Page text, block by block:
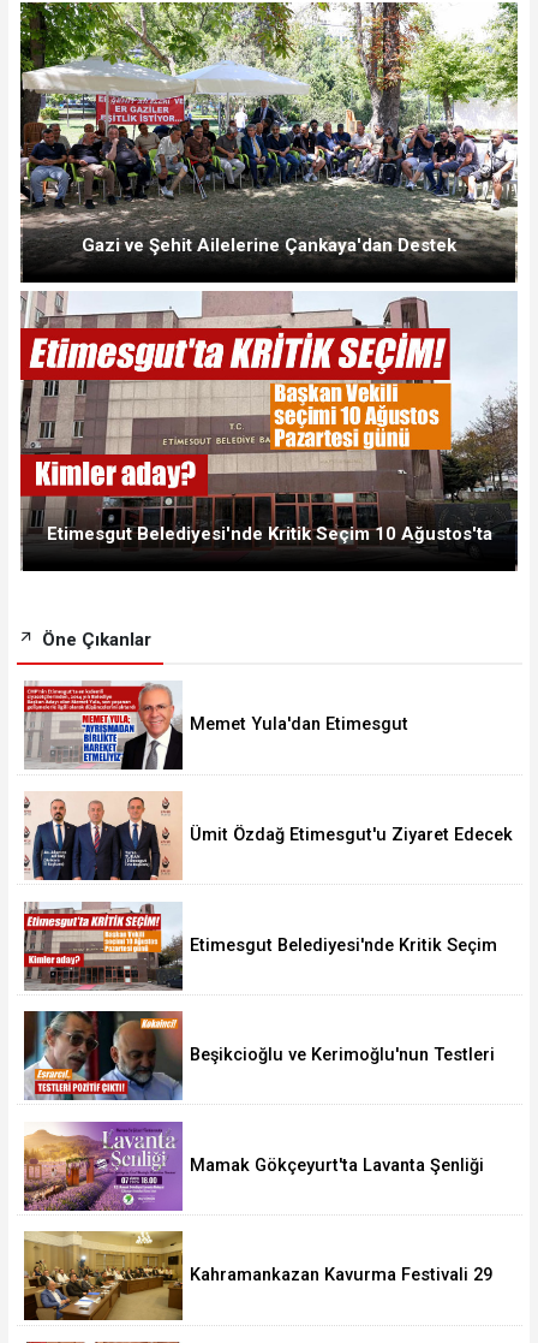
Gazi ve Şehit Ailelerine Çankaya'dan Destek
Etimesgut Belediyesi'nde Kritik Seçim 10 Ağustos'ta
Öne Çıkanlar
Memet Yula'dan Etimesgut
Ümit Özdağ Etimesgut'u Ziyaret Edecek
Etimesgut Belediyesi'nde Kritik Seçim
Beşikcioğlu ve Kerimoğlu'nun Testleri
Mamak Gökçeyurt'ta Lavanta Şenliği
Kahramankazan Kavurma Festivali 29